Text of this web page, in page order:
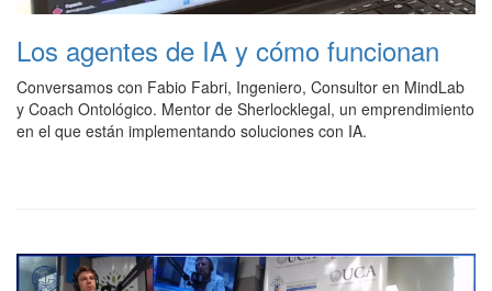
Los agentes de IA y cómo funcionan
Conversamos con Fabio Fabri, Ingeniero, Consultor en MindLab
y Coach Ontológico. Mentor de Sherlocklegal, un emprendimiento
en el que están implementando soluciones con IA.